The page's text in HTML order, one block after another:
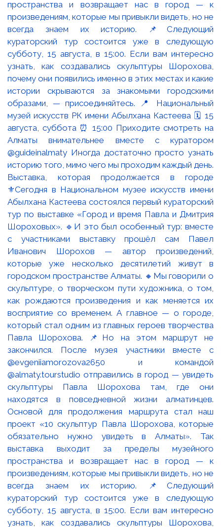
Выставка, которая продолжается в городе
⚜️Сегодня в Национальном музее искусств имени
Абылхана Кастеева состоялся первый кураторский
тур по выставке «Город и время Павла и Дмитрия
Шороховых». 🔹И это был особенный тур: вместе
с участниками выставку прошёл сам Павел
Иванович Шорохов — автор произведений,
которые уже несколько десятилетий живут в
городском пространстве Алматы. 🔸Мы говорили о
скульптуре, о творческом пути художника, о том,
как рождаются произведения и как меняется их
восприятие со временем. А главное — о городе,
который стал одним из главных героев творчества
Павла Шорохова. 📌Но на этом маршрут не
закончился. После музея участники вместе с
@evgeniiamorozova2650 и командой
@almaty.tourstudio отправились в город — увидеть
скульптуры Павла Шорохова там, где они
находятся в повседневной жизни алматинцев.
Основой для продолжения маршрута стал наш
проект «10 скульптур Павла Шорохова, которые
обязательно нужно увидеть в Алматы». Так
выставка выходит за пределы музейного
пространства и возвращает нас в город — к
произведениям, которые мы привыкли видеть, но не
всегда знаем их историю. 📌Следующий
кураторский тур состоится уже в следующую
субботу, 15 августа, в 15:00. Если вам интересно
узнать, как создавались скульптуры Шорохова,